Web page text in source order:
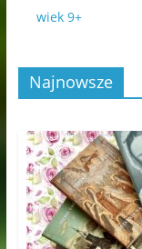
wiek 9+
Najnowsze